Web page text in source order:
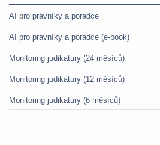
AI pro právníky a poradce
AI pro právníky a poradce (e-book)
Monitoring judikatury (24 měsíců)
Monitoring judikatury (12 měsíců)
Monitoring judikatury (6 měsíců)